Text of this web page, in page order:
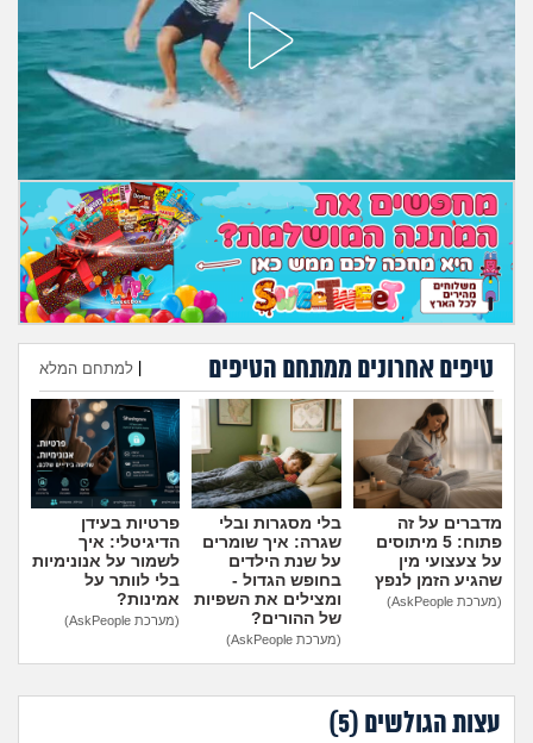
חברים ואנשים
בית, שכנים ושותפים
מה שעובר עליי
שומרים על הגוף
פיננסי וכלכלה
בין הסדינים
חיות מחמד
יוקר המחיה
גאווה
טיפים אחרונים ממתחם הטיפים למתחם המלא
הוספת טיפ
מדברים על זה
פתוח: 5 מיתוסים
על צעצועי מין
שהגיע הזמן לנפץ
(מערכת AskPeople)
בלי מסגרות ובלי
שגרה: איך שומרים
על שנת הילדים
בחופש הגדול -
ומצילים את השפיות
של ההורים?
(מערכת AskPeople)
פרטיות בעידן
הדיגיטלי: איך
לשמור על אנונימיות
בלי לוותר על
אמינות?
(מערכת AskPeople)
עצות הגולשים (5
)